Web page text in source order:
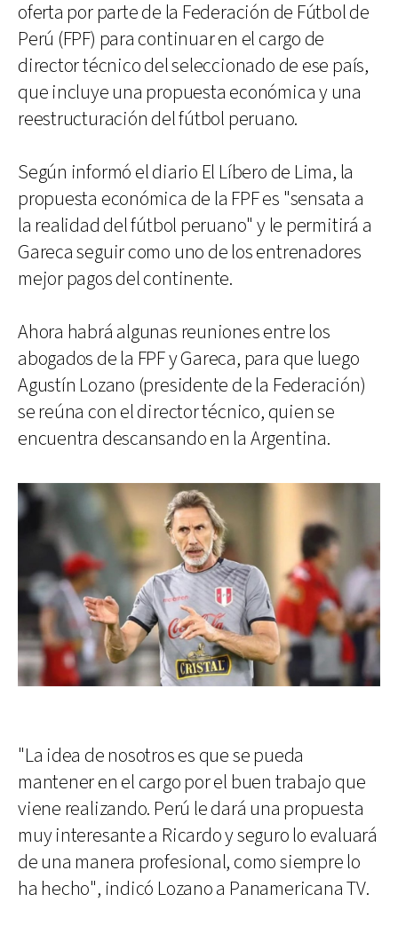
oferta por parte de la Federación de Fútbol de
Perú (FPF) para continuar en el cargo de
director técnico del seleccionado de ese país,
que incluye una propuesta económica y una
reestructuración del fútbol peruano.
Según informó el diario El Líbero de Lima, la
propuesta económica de la FPF es "sensata a
la realidad del fútbol peruano" y le permitirá a
Gareca seguir como uno de los entrenadores
mejor pagos del continente.
Ahora habrá algunas reuniones entre los
abogados de la FPF y Gareca, para que luego
Agustín Lozano (presidente de la Federación)
se reúna con el director técnico, quien se
encuentra descansando en la Argentina.
"La idea de nosotros es que se pueda
mantener en el cargo por el buen trabajo que
viene realizando. Perú le dará una propuesta
muy interesante a Ricardo y seguro lo evaluará
de una manera profesional, como siempre lo
ha hecho", indicó Lozano a Panamericana TV.